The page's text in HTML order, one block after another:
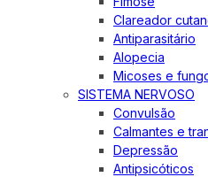
Clareador
Antiparasitário
Alopecia
Micoses e
SISTEMA NERVOSO
Convulsão
Calmantes e
Depressão
Antipsicóticos